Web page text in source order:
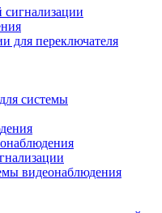
для переключателя
системы
видеонаблюдения